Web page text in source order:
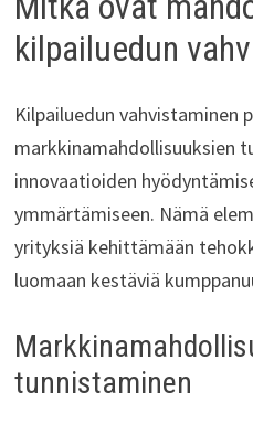
kilpailuedun
Kilpailuedun vahvistaminen
markkinamahdollisuuksien
innovaatioiden
ymmärtämiseen. Nämä
yrityksiä kehittämään
luomaan kestäviä
tunnistaminen